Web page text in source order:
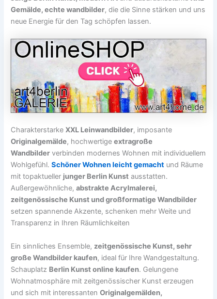
Gemälde, echte wandbilder, die die Sinne stärken und uns
neue Energie für den Tag schöpfen lassen.
CharakterstarkeXXL Leinwandbilder, imposante
Originalgemälde, hochwertigeextragroße
Wandbilder verbinden modernes Wohnen mit individuellem
Wohlgefühl.Schöner Wohnen leicht gemacht und Räume
mit topaktueller junger Berlin Kunst ausstatten.
Außergewöhnliche,abstrakte Acrylmalerei,
zeitgenössische Kunst und großformatige Wandbilder
setzen spannende Akzente, schenken mehr Weite und
Transparenz in Ihren Räumlichkeiten
Ein sinnliches Ensemble, zeitgenössische Kunst, sehr
große Wandbilder kaufen, ideal für Ihre Wandgestaltung.
Schauplatz Berlin Kunst online kaufen. Gelungene
Wohnatmosphäre mit zeitgenössischer Kunst erzeugen
und sich mit interessantenOriginalgemälden,